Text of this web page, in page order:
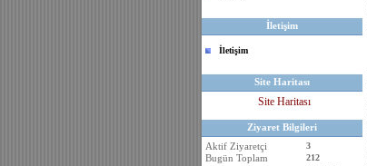
İletişim
İletişim
Site Haritası
Site Haritası
Ziyaret Bilgileri
Aktif Ziyaretçi
3
Bugün Toplam 212